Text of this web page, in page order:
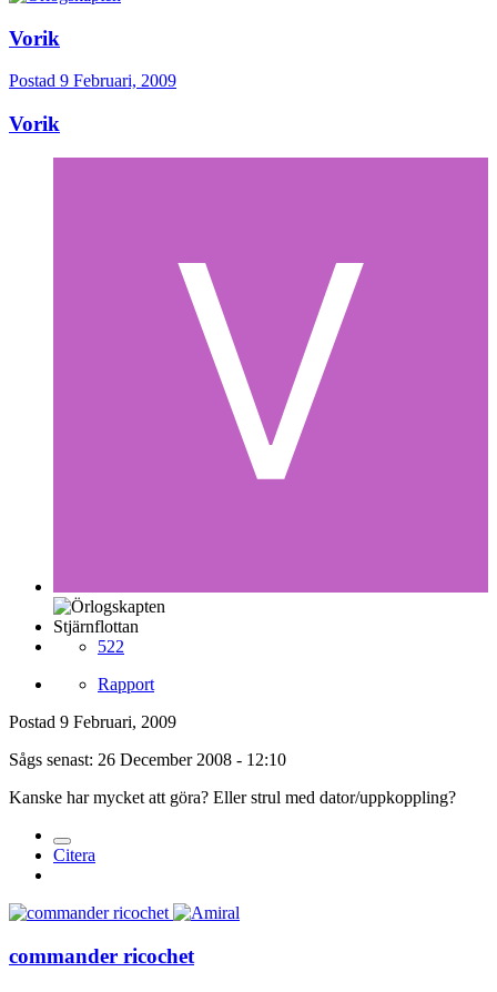
Vorik
Postad 9 Februari, 2009
Vorik
Stjärnflottan
522
Rapport
Postad 9 Februari, 2009
Sågs senast: 26 December 2008 - 12:10
Kanske har mycket att göra? Eller strul med dator/uppkoppling?
Citera
commander ricochet